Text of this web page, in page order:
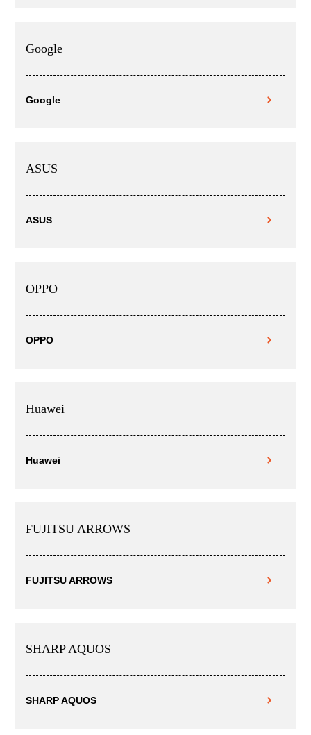
Google
Google
ASUS
ASUS
OPPO
OPPO
Huawei
Huawei
FUJITSU ARROWS
FUJITSU ARROWS
SHARP AQUOS
SHARP AQUOS